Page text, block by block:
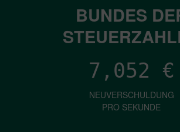
BUNDES
7,052 €
NEUVERSCHULDUNG
PRO SEKUNDE